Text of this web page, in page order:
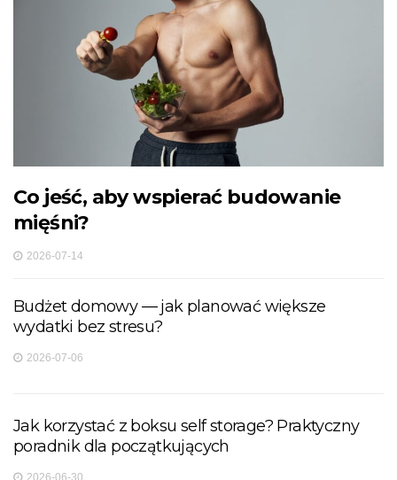
Co jeść, aby wspierać budowanie
mięśni?
2026-07-14
Budżet domowy — jak planować większe
wydatki bez stresu?
2026-07-06
Jak korzystać z boksu self storage? Praktyczny
poradnik dla początkujących
2026-06-30